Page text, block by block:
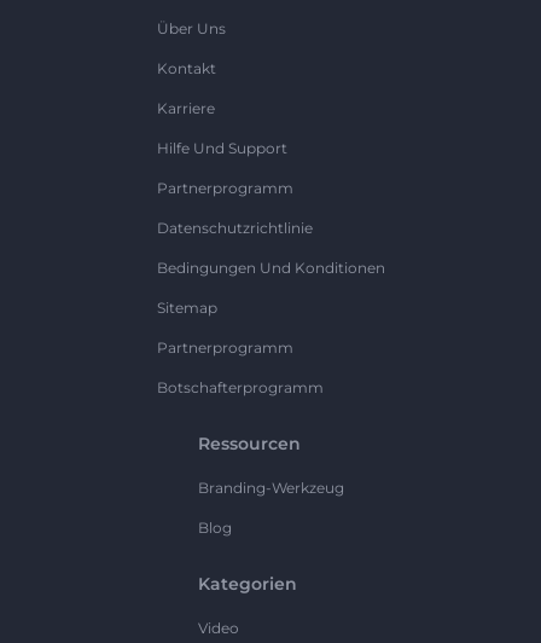
Über Uns
Kontakt
Karriere
Hilfe Und Support
Partnerprogramm
Datenschutzrichtlinie
Bedingungen Und Konditionen
Sitemap
Partnerprogramm
Botschafterprogramm
Ressourcen
Branding-Werkzeug
Blog
Kategorien
Video